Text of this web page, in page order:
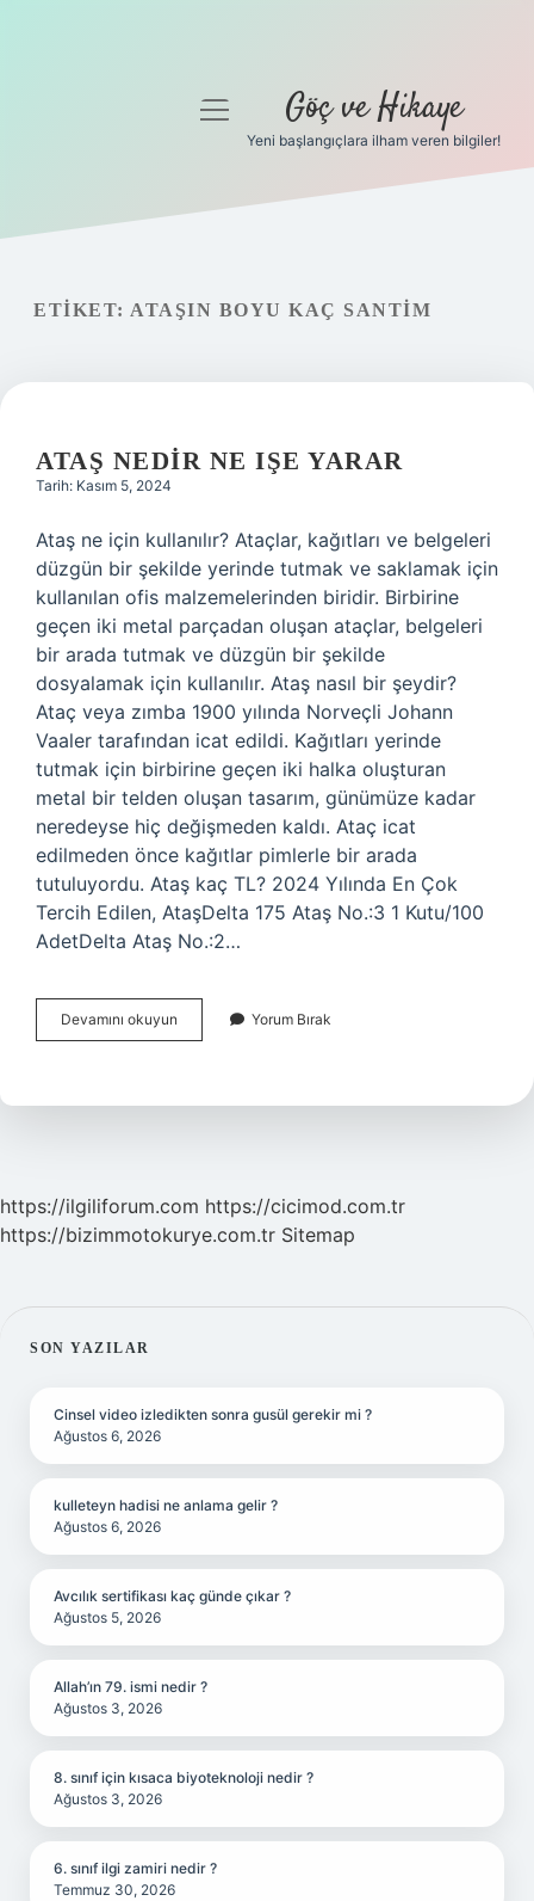
Gizlilik Politikası
menüyü
Göç ve Hikaye
Yeni başlangıçlara ilham veren bilgiler!
ETIKET: ATAŞIN BOYU KAÇ SANTIM
ATAŞ NEDIR NE IŞE YARAR
Tarih: Kasım 5, 2024
Ataş ne için kullanılır? Ataçlar, kağıtları ve belgeleri
düzgün bir şekilde yerinde tutmak ve saklamak için
kullanılan ofis malzemelerinden biridir. Birbirine
geçen iki metal parçadan oluşan ataçlar, belgeleri
bir arada tutmak ve düzgün bir şekilde
dosyalamak için kullanılır. Ataş nasıl bir şeydir?
Ataç veya zımba 1900 yılında Norveçli Johann
Vaaler tarafından icat edildi. Kağıtları yerinde
tutmak için birbirine geçen iki halka oluşturan
metal bir telden oluşan tasarım, günümüze kadar
neredeyse hiç değişmeden kaldı. Ataç icat
edilmeden önce kağıtlar pimlerle bir arada
tutuluyordu. Ataş kaç TL? 2024 Yılında En Çok
Tercih Edilen, AtaşDelta 175 Ataş No.:3 1 Kutu/100
AdetDelta Ataş No.:2…
Devamını okuyun
Nedir
Yarar
Yorum Bırak
https://ilgiliforum.com https://cicimod.com.tr
https://bizimmotokurye.com.tr Sitemap
SIDEBAR
SON YAZILAR
Cinsel video izledikten sonra gusül gerekir mi ?
Ağustos 6, 2026
kulleteyn hadisi ne anlama gelir ?
Ağustos 6, 2026
Avcılık sertifikası kaç günde çıkar ?
Ağustos 5, 2026
Allah’ın 79. ismi nedir ?
Ağustos 3, 2026
8. sınıf için kısaca biyoteknoloji nedir ?
Ağustos 3, 2026
6. sınıf ilgi zamiri nedir ?
Temmuz 30, 2026